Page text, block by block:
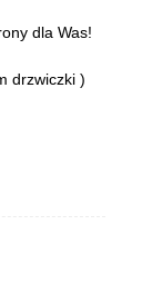
dla Was!
drzwiczki )